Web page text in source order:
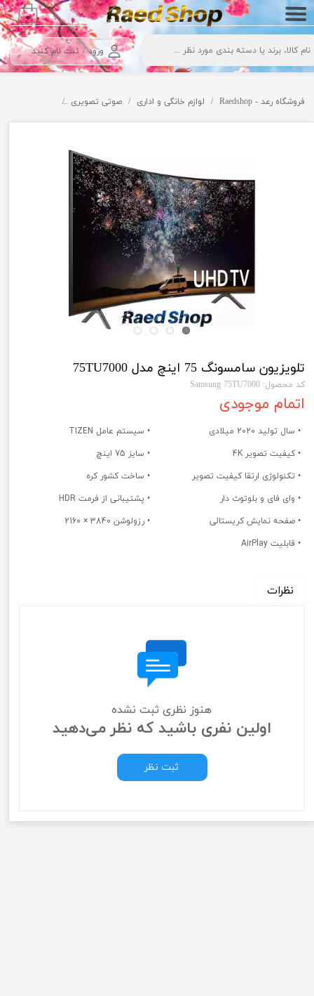
ورود / ثبت نام کنید
حساب کاربری من
تغییر گذر واژه
سفارشات
خروج از حساب کاربری
۰
فروشگاه رعد - Raedshop لوازم خانگی و اداری صوتی تصویری
تلویزیون سامسونگ 75 اینچ مدل 75TU7000
کد محصول: Samsung 75TU7000
اتمام موجودی
• سال تولید 2020 میلادی
• سیستم عامل TIZEN
• کیفیت تصویر 4K
• سایز 75 اینچ
• تکنولوژی ارتقا کیفیت تصویر
• ساخت کشور کره
• وای فای و بلوتوث دار
• پشتیبانی از فرمت HDR
• صفحه نمایش کریستالی
• رزولوشن 3840 × 2160
• قابلیت AirPlay
نظرات
هنوز نظری ثبت نشده
اولین نفری باشید که نظر می‌دهید
ثبت نظر